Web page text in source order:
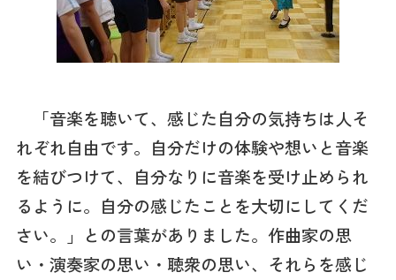
「音楽を聴いて、感じた自分の気持ちは人そ
れぞれ自由です。自分だけの体験や想いと音楽
を結びつけて、自分なりに音楽を受け止められ
るように。自分の感じたことを大切にしてくだ
さい。」との言葉がありました。作曲家の思
い・演奏家の思い・聴衆の思い、それらを感じ